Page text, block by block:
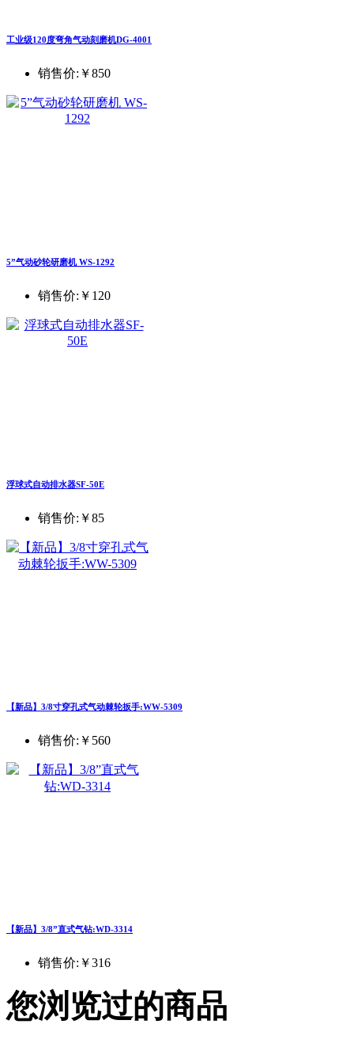
工业级120度弯角气动刻磨机DG-4001
销售价: ￥850
5”气动砂轮研磨机 WS-1292
销售价: ￥120
浮球式自动排水器SF-50E
销售价: ￥85
【新品】3/8寸穿孔式气动棘轮扳手:WW-5309
销售价: ￥560
【新品】3/8”直式气钻:WD-3314
销售价: ￥316
您浏览过的商品